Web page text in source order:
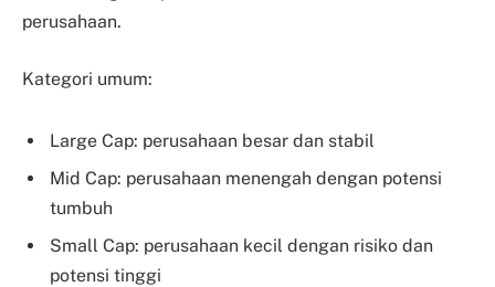
perusahaan.
Kategori umum:
Large Cap: perusahaan besar dan stabil
Mid Cap: perusahaan menengah dengan potensi
tumbuh
Small Cap: perusahaan kecil dengan risiko dan
potensi tinggi